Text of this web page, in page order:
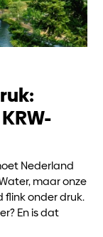
Nederland
maar onze
flink onder druk.
En is dat